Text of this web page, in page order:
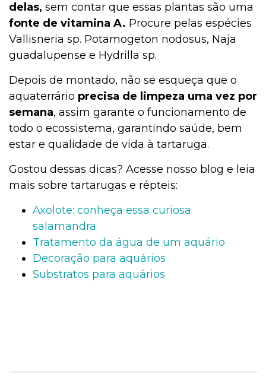
delas, sem contar que essas plantas são uma
fonte de vitamina A. Procure pelas espécies
Vallisneria sp. Potamogeton nodosus, Naja
guadalupense e Hydrilla sp.
Depois de montado, não se esqueça que o
aquaterrário precisa de limpeza uma vez por
semana, assim garante o funcionamento de
todo o ecossistema, garantindo saúde, bem
estar e qualidade de vida à tartaruga.
Gostou dessas dicas? Acesse nosso blog e leia
mais sobre tartarugas e répteis:
Axolote: conheça essa curiosa
salamandra
Tratamento da água de um aquário
Decoração para aquários
Substratos para aquários